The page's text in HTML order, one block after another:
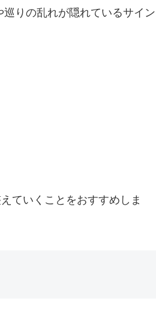
りの乱れが隠れているサイン
ていくことをおすすめしま